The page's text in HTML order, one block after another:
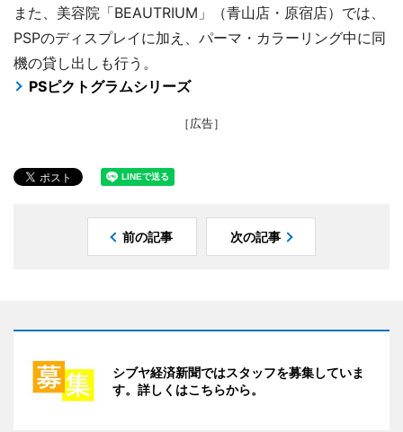
また、美容院「BEAUTRIUM」（青山店・原宿店）では、
PSPのディスプレイに加え、パーマ・カラーリング中に同
機の貸し出しも行う。
PSピクトグラムシリーズ
［広告］
前の記事 次の記事
シブヤ経済新聞ではスタッフを募集していま
す。詳しくはこちらから。